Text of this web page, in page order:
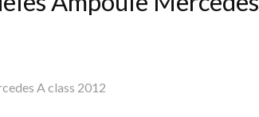
A class 2012